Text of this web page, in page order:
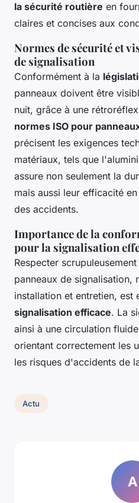
la sécurité routière en
claires et concises aux
Normes de sécurité et
de signalisation
Conformément à la
panneaux doivent être
nuit, grâce à une
normes ISO pour
précisent les exigences
matériaux, tels que
assure non seulement la
mais aussi leur efficacité
des accidents.
Importance de la
pour la signalisation
Respecter
panneaux de signalisation,
installation et entretien, est
signalisation efficace. La
ainsi à une circulation
orientant correctement les
les risques d'accidents de
Actu
A